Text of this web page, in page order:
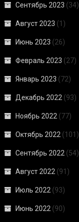
Сентябрь 2023 (34)
Август 2023 (1)
Июнь 2023 (26)
Февраль 2023 (27)
Январь 2023 (72)
Декабрь 2022 (93)
Ноябрь 2022 (77)
Октябрь 2022 (101)
Сентябрь 2022 (54)
Август 2022 (91)
Июль 2022 (93)
Июнь 2022 (90)